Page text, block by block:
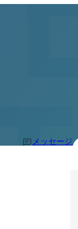
メッセージ